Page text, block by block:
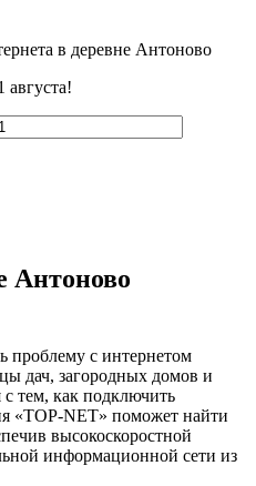
в деревне Антоново
августа!
Антоново
проблему с интернетом
дач, загородных домов и
с тем, как подключить
«TOP-NET» поможет найти
высокоскоростной
информационной сети из